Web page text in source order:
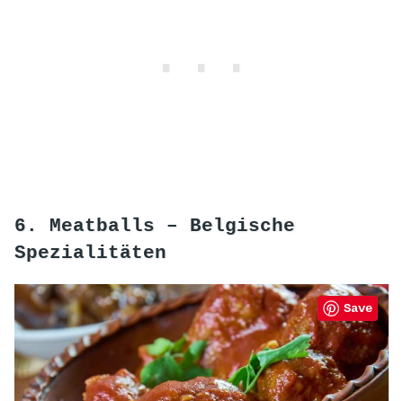
6. Meatballs – Belgische
Spezialitäten
Save